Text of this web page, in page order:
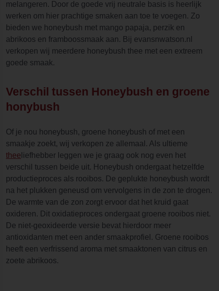
melangeren. Door de goede vrij neutrale basis is heerlijk
werken om hier prachtige smaken aan toe te voegen. Zo
bieden we honeybush met mango papaja, perzik en
abrikoos en framboossmaak aan. Bij evansnwatson.nl
verkopen wij meerdere honeybush thee met een extreem
goede smaak.
Verschil tussen Honeybush en groene
honybush
Of je nou honeybush, groene honeybush of met een
smaakje zoekt, wij verkopen ze allemaal. Als ultieme
thee liefhebber leggen we je graag ook nog even het
verschil tussen beide uit. Honeybush ondergaat hetzelfde
productieproces als rooibos. De geplukte honeybush wordt
na het plukken geneusd om vervolgens in de zon te drogen.
De warmte van de zon zorgt ervoor dat het kruid gaat
oxideren. Dit oxidatieproces ondergaat groene rooibos niet.
De niet-geoxideerde versie bevat hierdoor meer
antioxidanten met een ander smaakprofiel. Groene rooibos
heeft een verfrissend aroma met smaaktonen van citrus en
zoete abrikoos.